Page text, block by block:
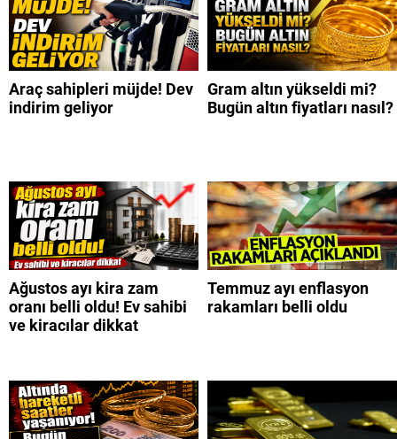
Araç sahipleri müjde! Dev
indirim geliyor
Gram altın yükseldi mi?
Bugün altın fiyatları nasıl?
Ağustos ayı kira zam
oranı belli oldu! Ev sahibi
ve kiracılar dikkat
Temmuz ayı enflasyon
rakamları belli oldu